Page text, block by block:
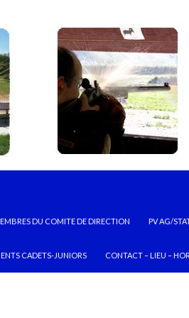
DU COMITE DE DIRECTION PV AG/
CADETS-JUNIORS CONTACT – LIEU –